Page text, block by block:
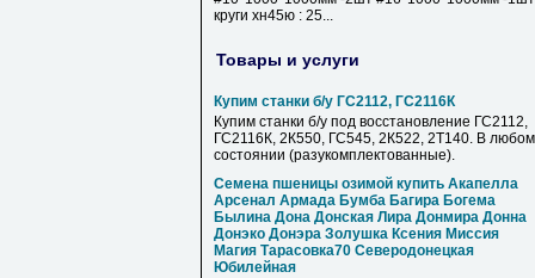
круги хн45ю : 25...
Товары и услуги
Купим станки б/у ГС2112, ГС2116К
Купим станки б/у под восстановление ГС2112,
ГС2116К, 2К550, ГС545, 2К522, 2Т140. В любом
состоянии (разукомплектованные).
Семена пшеницы озимой купить Акапелла
Арсенал Армада Бумба Багира Богема
Былина Дона Донская Лира Донмира Донна
Донэко Донэра Золушка Ксения Миссия
Магия Тарасовка70 Северодонецкая
Юбилейная